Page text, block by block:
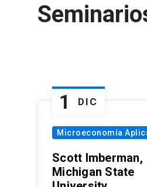
1 DIC
Microeconomía
Scott Imberman,
Michigan State